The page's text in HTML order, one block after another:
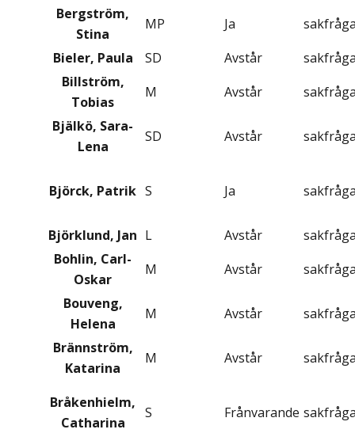
Bergström,
Stina
MP Ja
Bieler, Paula
SD Avstår
Billström,
Tobias
M Avstår
Bjälkö, Sara-
Lena
SD Avstår
Björck, Patrik S Ja
Björklund, Jan L Avstår
Bohlin, Carl-
Oskar
M Avstår
Bouveng,
Helena
M Avstår
Brännström,
Katarina
M Avstår
Bråkenhielm,
Catharina
S Frånvarande